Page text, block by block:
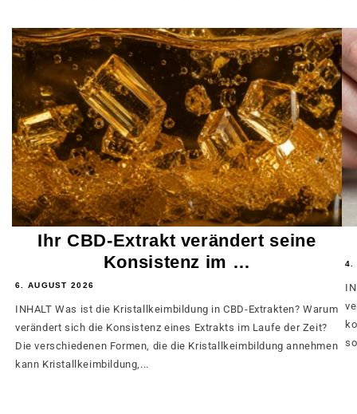
Ihr CBD-Extrakt verändert seine
Konsistenz im …
6. AUGUST 2026
INHALT Was ist die Kristallkeimbildung in CBD-Extrakten? Warum
verändert sich die Konsistenz eines Extrakts im Laufe der Zeit?
Die verschiedenen Formen, die die Kristallkeimbildung annehmen
kann Kristallkeimbildung,...
4.